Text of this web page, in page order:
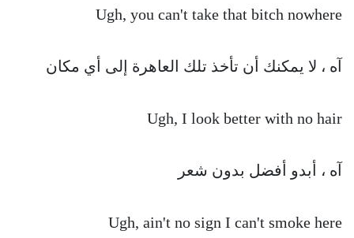
Ugh, you can't take that bitch nowhere
آه ، لا يمكنك أن تأخذ تلك العاهرة إلى أي مكان
Ugh, I look better with no hair
آه ، أبدو أفضل بدون شعر
Ugh, ain't no sign I can't smoke here